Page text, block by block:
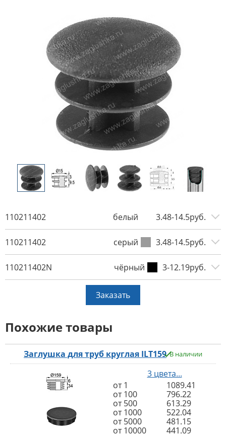
110211402 белый 3.48-14.5руб.
110211402 серый 3.48-14.5руб.
110211402N чёрный 3-12.19руб.
Заказать
Похожие товары
Заглушка для труб круглая ILT159 В наличии
3 цвета...
от 1
1089.41
от 100
796.22
от 500
613.29
от 1000
522.04
от 5000
481.15
от 10000
441.09